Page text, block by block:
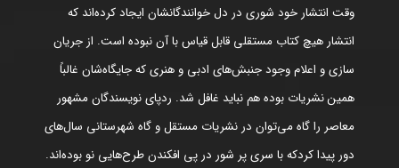
وقت انتشار خود شوری در دل خوانندگانشان ایجاد کرده‌اند که
انتشار هیچ کتاب مستقلی قابل قیاس با آن نبوده است. از جریان
سازی و اعلام وجود جنبش‌های ادبی و هنری که جایگاه‌شان غالباً
همین نشریات بوده هم نباید غافل شد. ردپای نویسندگان مشهور
معاصر را گاه می‌توان در نشریات مستقل و گاه شهرستانی سال‌های
دور پیدا کردکه با سری پر شور در پی افکندن طرح‌هایی نو بوده‌اند.